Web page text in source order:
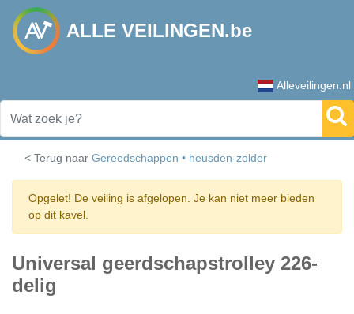
ALLE VEILINGEN.be
Alleveilingen.nl
< Terug naar Gereedschappen • heusden-zolder
Opgelet! De veiling is afgelopen. Je kan niet meer bieden
op dit kavel.
Universal geerdschapstrolley 226-
delig